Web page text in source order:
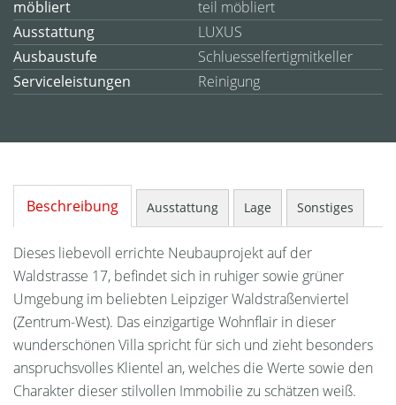
möbliert
teil möbliert
Ausstattung
LUXUS
Ausbaustufe
Schluesselfertigmitkeller
Serviceleistungen
Reinigung
Beschreibung Ausstattung Lage Sonstiges
Dieses liebevoll errichte Neubauprojekt auf der
Waldstrasse 17, befindet sich in ruhiger sowie grüner
Umgebung im beliebten Leipziger Waldstraßenviertel
(Zentrum-West). Das einzigartige Wohnflair in dieser
wunderschönen Villa spricht für sich und zieht besonders
anspruchsvolles Klientel an, welches die Werte sowie den
Charakter dieser stilvollen Immobilie zu schätzen weiß.